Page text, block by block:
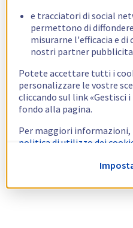
e tracciatori di social
permettono di
misurarne l'efficacia e di
nostri partner
Potete accettare tutti i
personalizzare le vostre
cliccando sul link «Gestisci
fondo alla pagina.
Per maggiori
politica di utilizzo dei